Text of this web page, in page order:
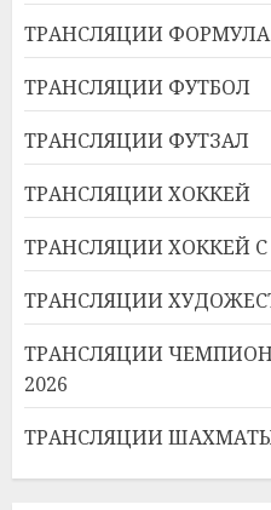
ТРАНСЛЯЦИИ ФОРМУЛА
ТРАНСЛЯЦИИ ФУТБОЛ
ТРАНСЛЯЦИИ ФУТЗАЛ
ТРАНСЛЯЦИИ ХОККЕЙ
ТРАНСЛЯЦИИ ХОККЕЙ
ТРАНСЛЯЦИИ
ТРАНСЛЯЦИИ
2026
ТРАНСЛЯЦИИ